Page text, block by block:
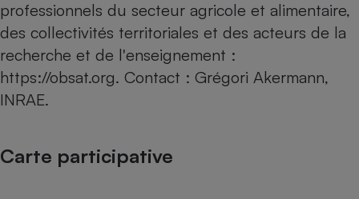
professionnels du secteur agricole et alimentaire,
des collectivités territoriales et des acteurs de la
recherche et de l'enseignement :
https://obsat.org. Contact : Grégori Akermann,
INRAE.
Carte participative